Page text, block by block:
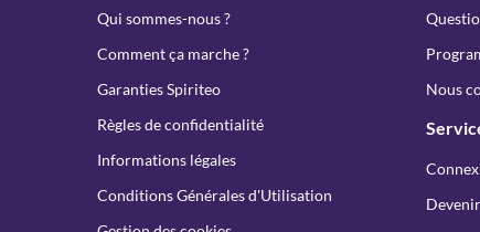
Qui sommes-nous ?
Comment ça marche ?
Garanties Spiriteo
Règles de confidentialité
Informations légales
Conditions Générales d'Utilisation
Nous